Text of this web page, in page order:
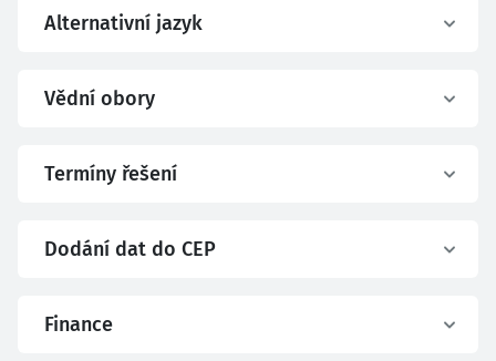
Alternativní jazyk
Vědní obory
Termíny řešení
Dodání dat do CEP
Finance